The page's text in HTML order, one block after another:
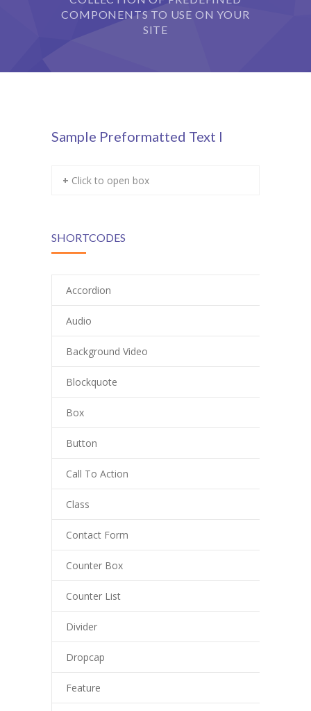
Kontakt
COMPONENTS TO USE ON YOUR
SITE
Sample Preformatted Text I
+ Click to open box
SHORTCODES
Accordion
Audio
Background Video
Blockquote
Box
Button
Call To Action
Class
Contact Form
Counter Box
Counter List
Divider
Dropcap
Feature